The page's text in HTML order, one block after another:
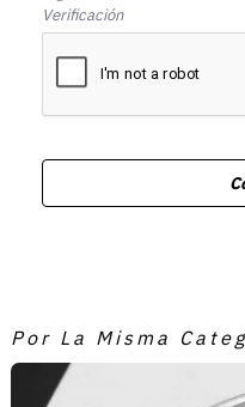
Verificación
Por La Misma